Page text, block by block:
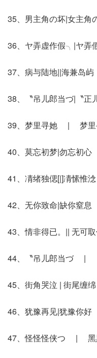
35、男主角の坏|女主角
36、ヤ弄虚作假╮|ヤ弄
37、病与陆地||海兼岛屿
38、〝吊儿郎当づ|〝正
39、梦里寻她 | 梦里
40、莫忘初梦|勿忘初心
41、凊绪独偲[|]凊愫惟淰
42、无你致命|缺你窒息
43、情非得已。|| 无可取
44、〝吊儿郎当づ |
45、街角哭泣 | 街尾缠绵
46、犹豫再见|犹豫你好
47、怪怪怪侠つ | 黑